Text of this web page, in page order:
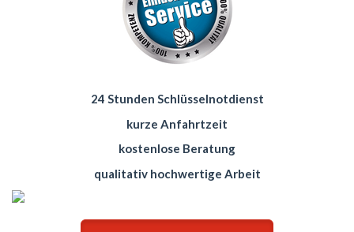
24 Stunden Schlüsselnotdienst
kurze Anfahrtzeit
kostenlose Beratung
qualitativ hochwertige Arbeit